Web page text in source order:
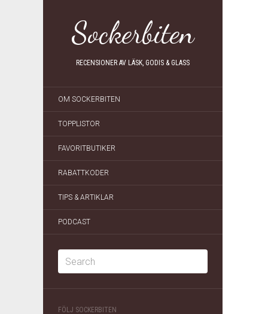
Sockerbiten
RECENSIONER AV LÄSK, GODIS & GLASS
OM SOCKERBITEN
TOPPLISTOR
FAVORITBUTIKER
RABATTKODER
TIPS & ARTIKLAR
PODCAST
FÖLJ SOCKERBITEN